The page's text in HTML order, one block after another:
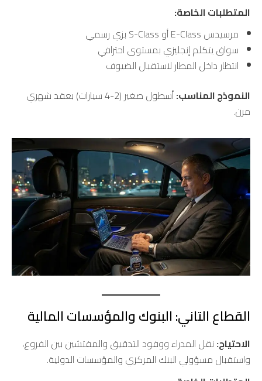
المتطلبات الخاصة:
مرسيدس E-Class أو S-Class بزي رسمي
سواق يتكلم إنجليزي بمستوى احترافي
انتظار داخل المطار لاستقبال الضيوف
النموذج المناسب:
أسطول صغير (2-4 سيارات) بعقد شهري
مرن.
القطاع التاني: البنوك والمؤسسات المالية
الاحتياج: نقل المدراء ووفود التدقيق والمفتشين بين الفروع،
واستقبال مسؤولي البنك المركزي والمؤسسات الدولية.